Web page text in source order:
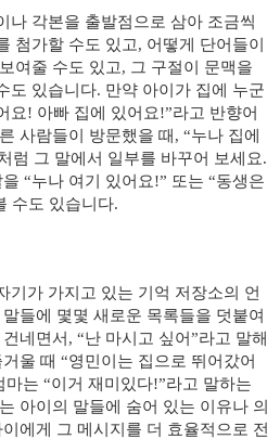
나 각본을 출발점으로 삼아 조금씩
첨가할 수도 있고, 어떻게 단어들이
여줄 수도 있고, 그 구절이 문맥을
도 있습니다. 만약 아이가 집에 누군
요! 아빠 집에 있어요!”라고 반향어
사람들이 방문했을 때, “누나 집에
럼 그 말에서 일부를 바꾸어 보세요.
“누나 여기 있어요!” 또는 “동생은
수도 있습니다.
기가 가지고 있는 기억 저장소의 언
들에 몇몇 새로운 목록들을 덧붙여
네면서, “난 마시고 싶어”라고 말해
울 때 “영민이는 집으로 뛰어갔어
는 “이거 재미있다!”라고 말하는
아이의 말들에 숨어 있는 이유나 의
에게 그 메시지를 더 효율적으로 전